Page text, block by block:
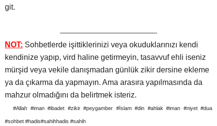
git.
——————————————-
NOT: Sohbetlerde işittiklerinizi veya okuduklarınızı kendi
kendinize yapıp, vird haline getirmeyin, tasavvuf ehli iseniz
mürşid veya vekile danışmadan günlük zikir dersine ekleme
ya da çıkarma da yapmayın. Ama arasıra yapılmasında da
mahzur olmadığını da belirtmek isteriz.
#Allah #iman #ibadet #zikir #peygamber #İslam #din #ahlak #iman #niyet #dua
#sohbet #hadis#sahihhadis #sahih